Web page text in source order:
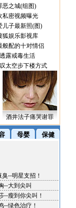
恶之城(组图)
私密视频曝光
儿子最新照(图)
狐娱乐影视库
般配的十对情侣
露戒毒生活
太空步下楼方式
酒井法子痛哭谢罪